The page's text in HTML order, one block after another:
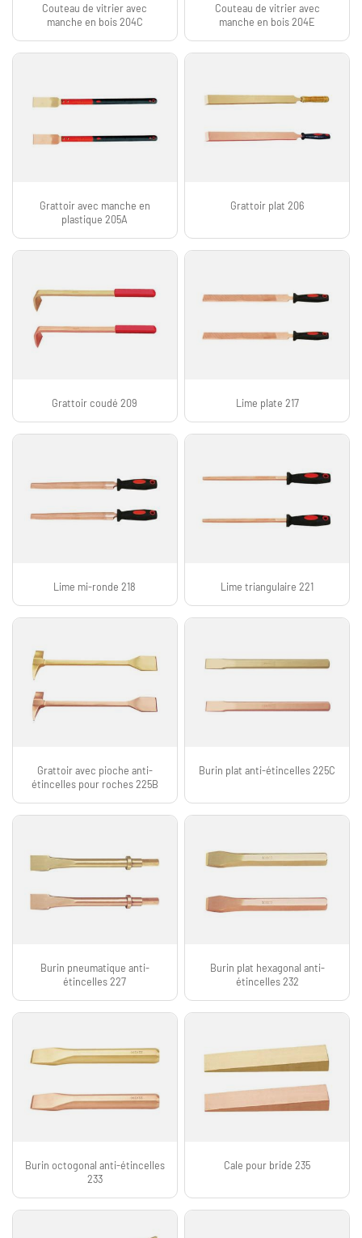
Couteau de vitrier avec
manche en bois 204C
Couteau de vitrier avec
manche en bois 204E
Grattoir avec manche en
plastique 205A
Grattoir plat 206
Grattoir coudé 209 Lime plate 217
Lime mi-ronde 218 Lime triangulaire 221
Grattoir avec pioche anti-
étincelles pour roches 225B
Burin plat anti-étincelles 225C
Burin pneumatique anti-
étincelles 227
Burin plat hexagonal anti-
étincelles 232
Burin octogonal anti-étincelles
233
Cale pour bride 235